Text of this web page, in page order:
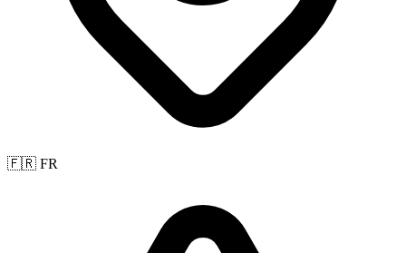
🇫🇷 FR